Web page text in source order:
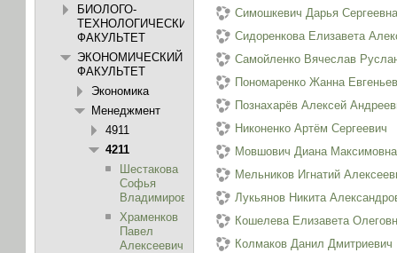
Симошкевич Дарья
Сидоренкова Елизавета
Самойленко Вячеслав
Пономаренко Жанна
Познахарёв Алексей
Никоненко Артём Сергеевич
Мовшович Диана Максимовна
Мельников Игнатий
Лукьянов Никита
Кошелева Елизавета
Колмаков Данил Дмитриевич
БИОЛОГО-
ТЕХНОЛОГИЧЕСКИЙ
ФАКУЛЬТЕТ
ЭКОНОМИЧЕСКИЙ
ФАКУЛЬТЕТ
Экономика
Менеджмент
4911
4211
Шестакова
Софья
Владимировна
Храменков
Павел
Алексеевич